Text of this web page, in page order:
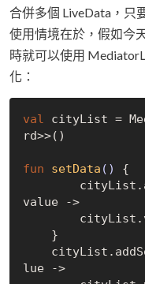
合併多個 LiveData，只
使用情境在於，假如今
時就可以使用
化：
val cityList =
rd>>()
fun setData ()
{
value ->
lue ->